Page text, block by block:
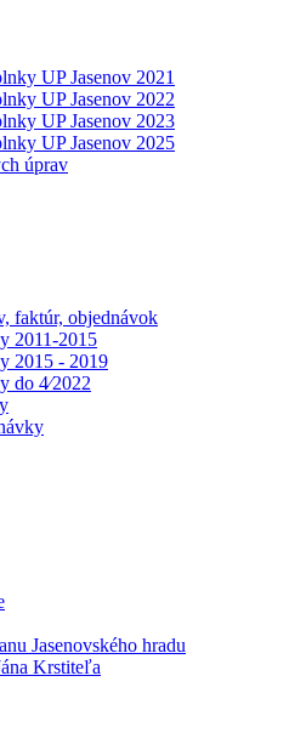
UP Jasenov 2021
UP Jasenov 2022
UP Jasenov 2023
UP Jasenov 2025
úprav
faktúr, objednávok
2011-2015
2015 - 2019
do 4⁄2022
Jasenovského hradu
Krstiteľa